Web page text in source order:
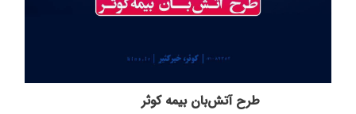
طرح آتش‌بان بیمه کوثر